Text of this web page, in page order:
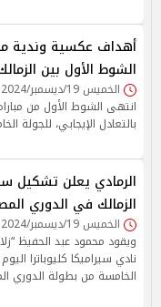
أهداف عكسية وندية
الشوط الأول بين
الخميس 19/ديسمبر/2024 - 09:03 م
انتهى الشوط الأول من مباراة
بالتعادل الإيجابي، للجولة
الرمادي يعلن تشكيل
الزمالك في الدوري
الخميس 19/ديسمبر/2024 - 07:46 م
ويقود محمود عبد الحفيظ
نادي سيراميكا كليوباترا
الخامسة من بطولة الدوري